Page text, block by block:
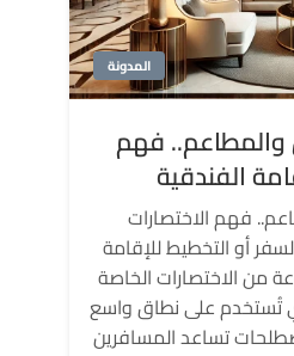
المدونة
والمطاعم.. فهم
الفندقية
فهم الاختصارات
أو التخطيط للإقامة
الاختصارات الخاصة
تُستخدم على نطاق واسع
تساعد المسافرين